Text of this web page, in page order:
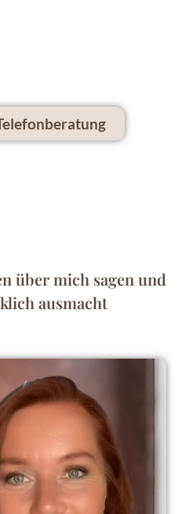
über mich sagen und
ausmacht